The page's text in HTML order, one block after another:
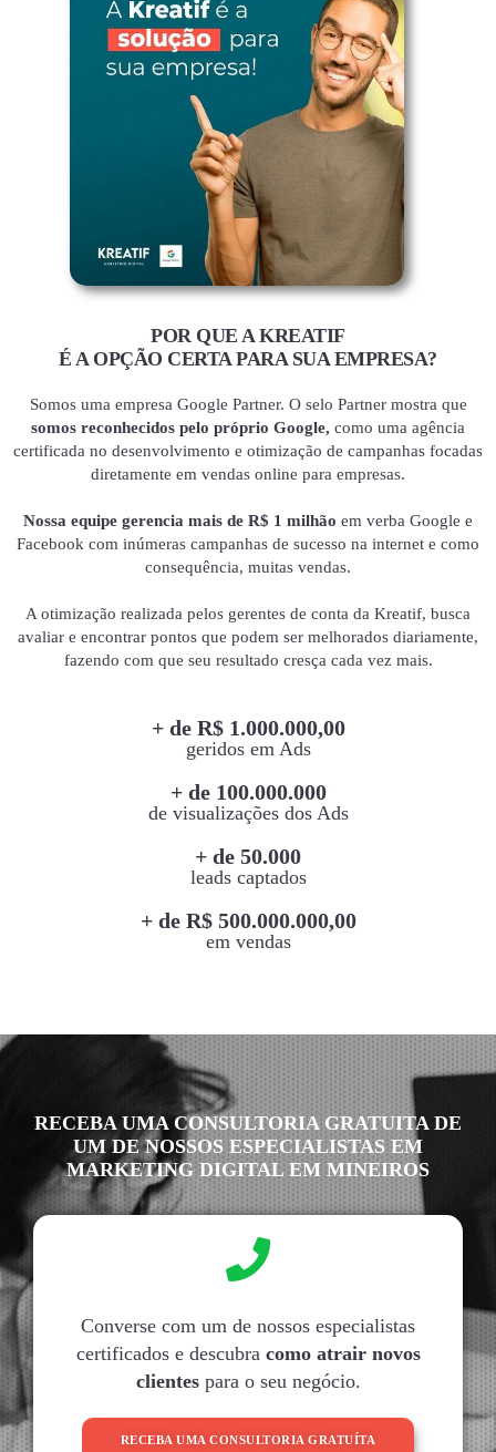
POR QUE A KREATIF
É A OPÇÃO CERTA PARA SUA EMPRESA?
Somos uma empresa Google Partner. O selo Partner mostra que
somos reconhecidos pelo próprio Google, como uma agência
certificada no desenvolvimento e otimização de campanhas focadas
diretamente em vendas online para empresas.
Nossa equipe gerencia mais de R$ 1 milhão em verba Google e
Facebook com inúmeras campanhas de sucesso na internet e como
consequência, muitas vendas.
A otimização realizada pelos gerentes de conta da Kreatif, busca
avaliar e encontrar pontos que podem ser melhorados diariamente,
fazendo com que seu resultado cresça cada vez mais.
+ de R$ 1.000.000,00
geridos em Ads
+ de 100.000.000
de visualizações dos Ads
+ de 50.000
leads captados
+ de R$ 500.000.000,00
em vendas
RECEBA UMA CONSULTORIA GRATUITA DE
UM DE NOSSOS ESPECIALISTAS EM
MARKETING DIGITAL EM MINEIROS
Converse com um de nossos especialistas
certificados e descubra como atrair novos
clientespara o seu negócio.
RECEBA UMA CONSULTORIA GRATUÍTA